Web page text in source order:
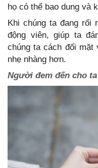
họ có thể bao dung và
Khi chúng ta đang rối
động viên, giúp ta
chúng ta cách đối mặt
nhẹ nhàng hơn.
Người đem đến cho